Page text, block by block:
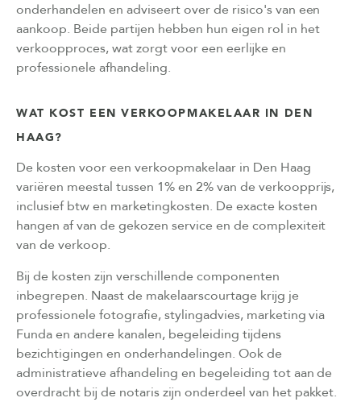
onderhandelen en adviseert over de risico's van een
aankoop. Beide partijen hebben hun eigen rol in het
verkoopproces, wat zorgt voor een eerlijke en
professionele afhandeling.
WAT KOST EEN VERKOOPMAKELAAR IN DEN
HAAG?
De kosten voor een verkoopmakelaar in Den Haag
variëren meestal tussen 1% en 2% van de verkoopprijs,
inclusief btw en marketingkosten. De exacte kosten
hangen af van de gekozen service en de complexiteit
van de verkoop.
Bij de kosten zijn verschillende componenten
inbegrepen. Naast de makelaarscourtage krijg je
professionele fotografie, stylingadvies, marketing via
Funda en andere kanalen, begeleiding tijdens
bezichtigingen en onderhandelingen. Ook de
administratieve afhandeling en begeleiding tot aan de
overdracht bij de notaris zijn onderdeel van het pakket.